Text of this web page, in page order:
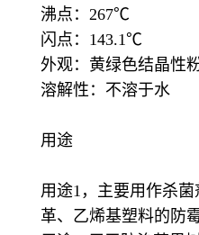
沸点：267℃
闪点：143.1℃
外观：黄绿色结晶性
溶解性：不溶于水
用途
用途1，主要用作杀
革、乙烯基塑料的防霉